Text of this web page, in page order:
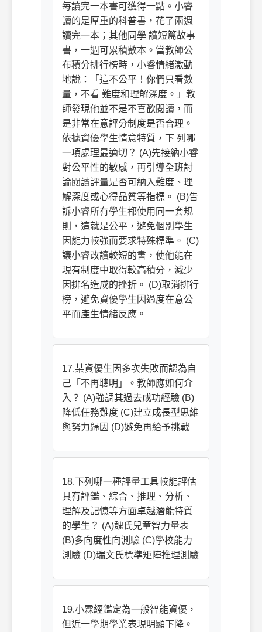
每讀完一本書可獲得一點。小睿
讀的是厚重的科普書，花了兩週
讀完一本；其他同學 讀短篇故事
書，一週可累積數本。當教師公
布積分排行榜時，小睿情緒激動
地說：「這不公平！你們只看數
量，不看 難度和理解深度。」教
師發現他並不是不喜歡閱讀，而
是非常在意評分制度是否合理。
依據資優學生情意特質，下 列哪
一項處理最適切？ (A)先接納小睿
對公平性的敏感，再引導全班討
論閱讀評量是否可納入難度、理
解深度或心得品質等指標。 (B)告
訴小睿所有學生都使用同一套規
則，這就是公平，避免個別學生
因能力較強而要求特殊標準。 (C)
讓小睿改讀較短的書，使他能在
現有制度中取得較高積分，減少
因排名造成的挫折。 (D)取消排行
榜，避免資優學生因過度在意公
平而產生情緒反應。
17.某資優生因多次失敗而認為自
己「不再聰明」。教師應如何介
入？ (A)強調其過去成功經驗 (B)
降低任務難度 (C)建立成長型思維
與努力歸因 (D)避免再給予挑戰
18.下列哪一種評量工具較能評估
具有評鑑、綜合、推理、分析、
理解及記憶等方面卓越潛能特質
的學生？ (A)魏氏兒童智力量表
(B)多向度性向測驗 (C)學校能力
測驗 (D)瑞文氏標準矩陣推理測驗
19.小霖經鑑定為一般智能資優，
但近一學期學業表現明顯下降。